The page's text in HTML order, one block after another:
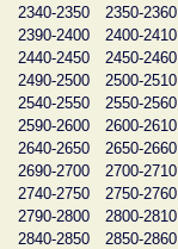
2340-2350
2350-2360
2390-2400
2400-2410
2440-2450
2450-2460
2490-2500
2500-2510
2540-2550
2550-2560
2590-2600
2600-2610
2640-2650
2650-2660
2690-2700
2700-2710
2740-2750
2750-2760
2790-2800
2800-2810
2840-2850
2850-2860